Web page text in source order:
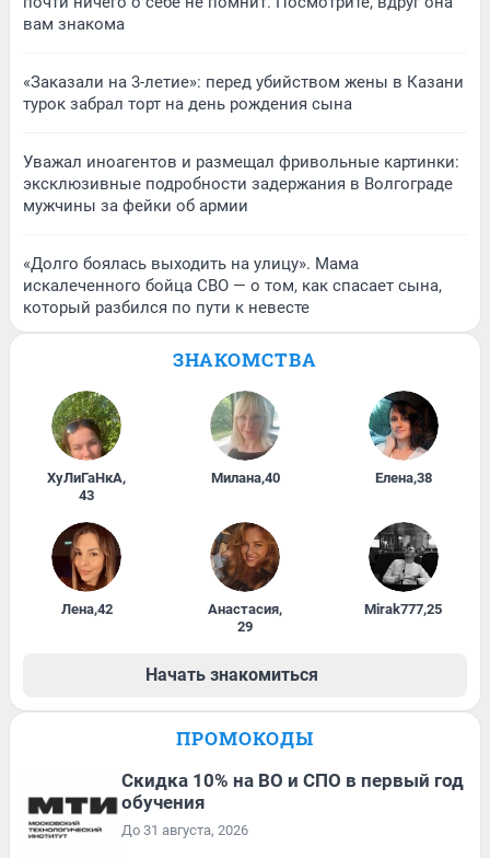
вам знакома
«Заказали на 3-летие»: перед убийством жены в Казани
турок забрал торт на день рождения сына
Уважал иноагентов и размещал фривольные картинки:
эксклюзивные подробности задержания в Волгограде
мужчины за фейки об армии
«Долго боялась выходить на улицу». Мама
искалеченного бойца СВО — о том, как спасает сына,
который разбился по пути к невесте
ЗНАКОМСТВА
ХуЛиГаНкА,
43
Милана,40 Елена,38
Лена,42 Анастасия,
29
Mirak777,25
Начать знакомиться
ПРОМОКОДЫ
Скидка 10% на ВО и СПО в первый год
обучения
До 31 августа, 2026